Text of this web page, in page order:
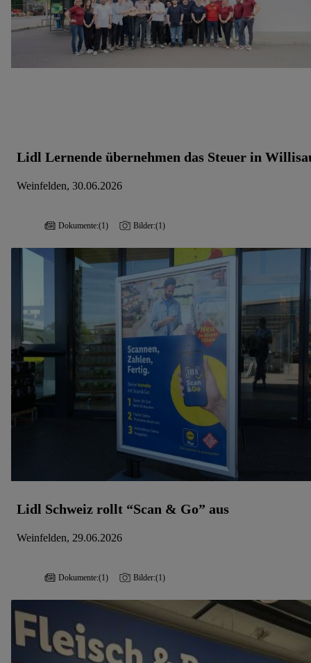
Lidl Lernende übernehmen das Steuer in
Weinfelden, 30.06.2026
Dokumente:(1) Bilder:(1)
Lidl Schweiz rollt “Scan & Go” aus
Weinfelden, 29.06.2026
Dokumente:(1) Bilder:(1)